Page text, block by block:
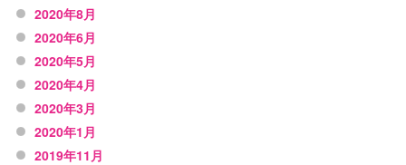
2020年8月
2020年6月
2020年5月
2020年4月
2020年3月
2020年1月
2019年11月